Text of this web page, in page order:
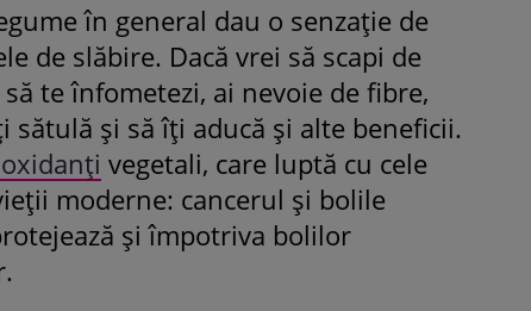
în general dau o senzaţie de
de slăbire. Dacă vrei să scapi de
te înfometezi, ai nevoie de fibre,
sătulă şi să îţi aducă şi alte beneficii.
vegetali, care luptă cu cele
moderne: cancerul şi bolile
şi împotriva bolilor